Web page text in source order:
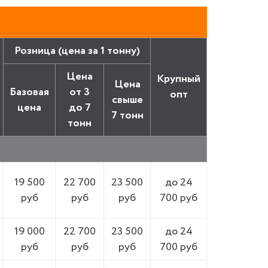
Розница (цена за 1 тонну)
Крупный
опт
Базовая
цена
Цена
от 3
до 7
тонн
Цена
свыше
7 тонн
19 500
руб
22 700
руб
23 500
руб
до 24
700 руб
19 000
руб
22 700
руб
23 500
руб
до 24
700 руб